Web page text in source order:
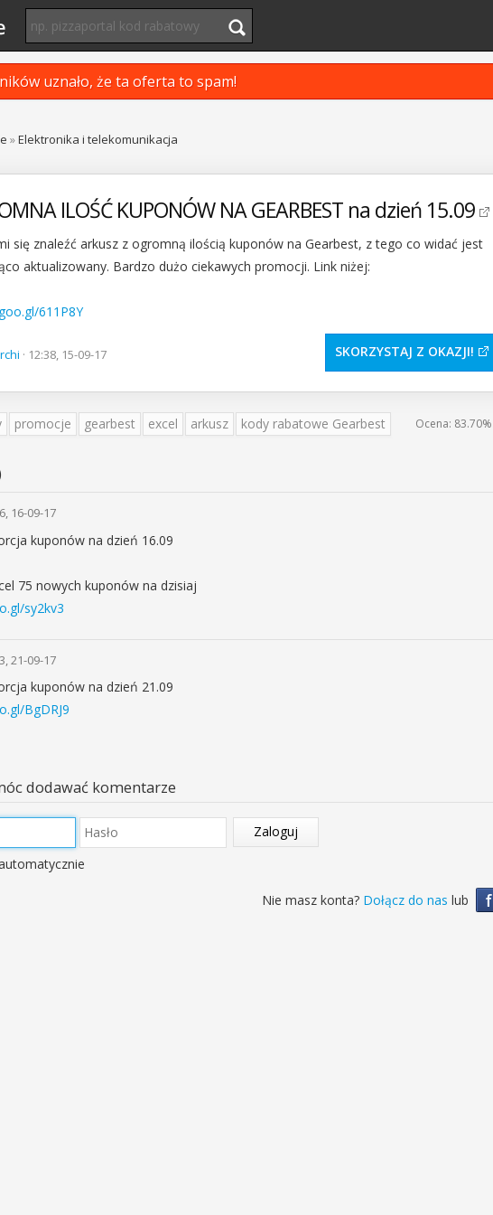
uznało, że ta oferta to spam!
»Elektronika i telekomunikacja
ILOŚĆ KUPONÓW NA GEARBEST na dzień 15.09
się znaleźć arkusz z ogromną ilością kuponów na Gearbest, z tego co widać jest
aktualizowany. Bardzo dużo ciekawych promocji. Link niżej:
611P8Y
· 12:38, 15-09-17 SKORZYSTAJ Z OKAZJI
promocje gearbest excel arkusz kody rabatowe Gearbest Ocena: 83.70%
16-09-17
kuponów na dzień 16.09
75 nowych kuponów na dzisiaj
sy2kv3
21-09-17
kuponów na dzień 21.09
BgDRJ9
dodawać komentarze
Zaloguj
f
Nie masz konta? Dołącz do nas lub